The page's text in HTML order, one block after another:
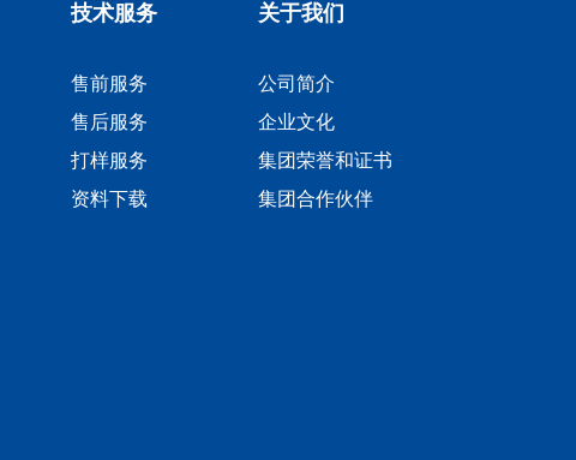
技术服务
售前服务
售后服务
打样服务
资料下载
关于我们
公司简介
企业文化
集团荣誉和证书
集团合作伙伴